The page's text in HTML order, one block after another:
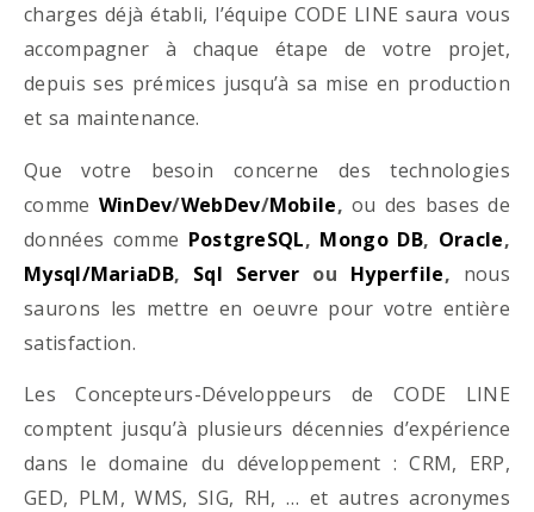
charges déjà établi, l’équipe CODE LINE saura vous
accompagner à chaque étape de votre projet,
depuis ses prémices jusqu’à sa mise en production
et sa maintenance.
Que votre besoin concerne des technologies
comme WinDev/WebDev/Mobile, ou des bases de
données comme PostgreSQL, Mongo DB, Oracle,
Mysql/MariaDB, Sql Server ou Hyperfile, nous
saurons les mettre en oeuvre pour votre entière
satisfaction.
Les Concepteurs-Développeurs de CODE LINE
comptent jusqu’à plusieurs décennies d’expérience
dans le domaine du développement : CRM, ERP,
GED, PLM, WMS, SIG, RH, … et autres acronymes